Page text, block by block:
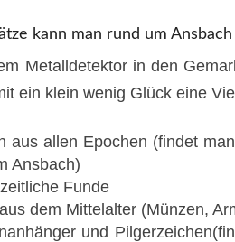
kann man rund um
Metalldetektor in den
ein klein wenig Glück eine
aus allen Epochen (findet
Ansbach)
Funde
dem Mittelalter (Münzen,
und